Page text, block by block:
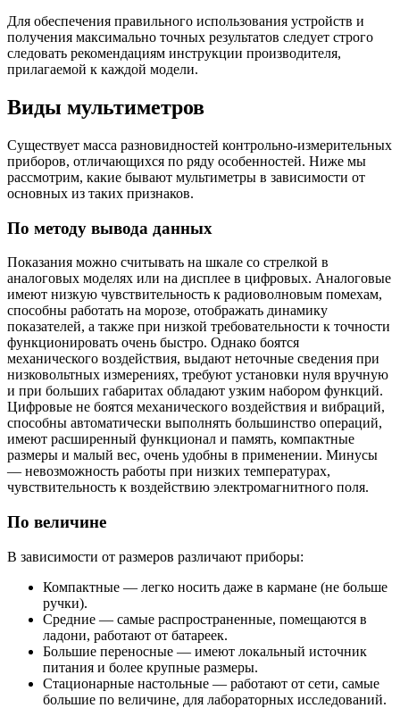
Для обеспечения правильного использования устройств и
получения максимально точных результатов следует строго
следовать рекомендациям инструкции производителя,
прилагаемой к каждой модели.
Виды мультиметров
Существует масса разновидностей контрольно-измерительных
приборов, отличающихся по ряду особенностей. Ниже мы
рассмотрим, какие бывают мультиметры в зависимости от
основных из таких признаков.
По методу вывода данных
Показания можно считывать на шкале со стрелкой в
аналоговых моделях или на дисплее в цифровых. Аналоговые
имеют низкую чувствительность к радиоволновым помехам,
способны работать на морозе, отображать динамику
показателей, а также при низкой требовательности к точности
функционировать очень быстро. Однако боятся
механического воздействия, выдают неточные сведения при
низковольтных измерениях, требуют установки нуля вручную
и при больших габаритах обладают узким набором функций.
Цифровые не боятся механического воздействия и вибраций,
способны автоматически выполнять большинство операций,
имеют расширенный функционал и память, компактные
размеры и малый вес, очень удобны в применении. Минусы
— невозможность работы при низких температурах,
чувствительность к воздействию электромагнитного поля.
По величине
В зависимости от размеров различают приборы:
Компактные — легко носить даже в кармане (не больше
ручки).
Средние — самые распространенные, помещаются в
ладони, работают от батареек.
Большие переносные — имеют локальный источник
питания и более крупные размеры.
Стационарные настольные — работают от сети, самые
большие по величине, для лабораторных исследований.